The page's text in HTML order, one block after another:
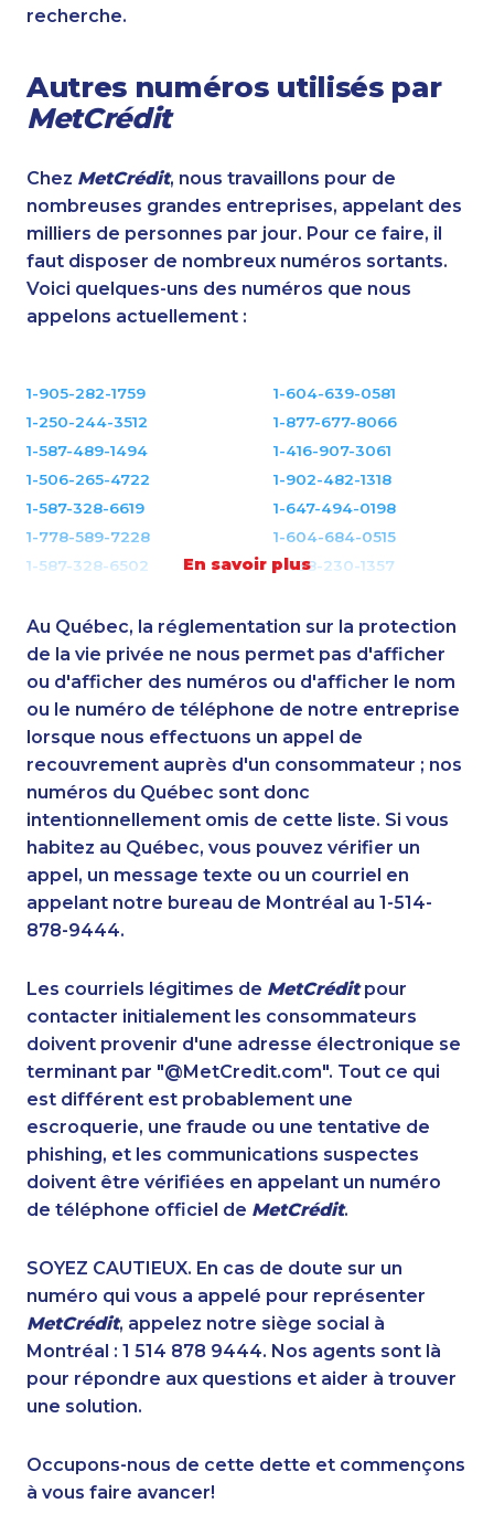
recherche.
Autres numéros utilisés par
MetCrédit
Chez MetCrédit, nous travaillons pour de
nombreuses grandes entreprises, appelant des
milliers de personnes par jour. Pour ce faire, il
faut disposer de nombreux numéros sortants.
Voici quelques-uns des numéros que nous
appelons actuellement :
En savoir plus
1-905-282-1759
1-604-639-0581
1-250-244-3512
1-877-677-8066
1-587-489-1494
1-416-907-3061
1-506-265-4722
1-902-482-1318
1-587-328-6619
1-647-494-0198
1-778-589-7228
1-604-684-0515
1-587-328-6502
1-438-230-1357
1-905-288-1052
1-604-629-1090
1-866-463-9161
1-587-328-6566
1-587-316-3444
1-587-328-6634
1-514-448-1271
1-514-788-7630
1-514-798-8827
1-902-482-1315
1-778-401-6961
1-416-223-4743
1-437-900-0352
1-780-423-0418
1-587-316-3404
1-587-319-2153
1-587-319-2147
1-902-482-2189
1-902-482-9178
1-902-201-9377
1-579-267-0748
1-604-696-3030
1-604-282-3655
1-778-401-2238
1-587-316-3795
1-587-489-1492
888-499-8203
1-416-907-0935
1-902-400-3261
1-604-684-0558
1-855-788-4626
1-647-715-9378
1-778-760-1304
1-877-776-6214
1-250-276-4108
1-587-328-6532
1-780-423-5702
1-579-267-0756
1-250-244-3626
1-437-900-0331
1-587-316-3439
1-855-885-5449
1-587-319-2122
1-587-319-2217
1-250-276-4110
1-514-312-2147
1-437-900-0372
Au Québec, la réglementation sur la protection
de la vie privée ne nous permet pas d'afficher
ou d'afficher des numéros ou d'afficher le nom
ou le numéro de téléphone de notre entreprise
lorsque nous effectuons un appel de
recouvrement auprès d'un consommateur ; nos
numéros du Québec sont donc
intentionnellement omis de cette liste. Si vous
habitez au Québec, vous pouvez vérifier un
appel, un message texte ou un courriel en
appelant notre bureau de Montréal au 1-514-
878-9444.
Les courriels légitimes de MetCréditpour
contacter initialement les consommateurs
doivent provenir d'une adresse électronique se
terminant par "@MetCredit.com". Tout ce qui
est différent est probablement une
escroquerie, une fraude ou une tentative de
phishing, et les communications suspectes
doivent être vérifiées en appelant un numéro
de téléphone officiel de MetCrédit.
SOYEZ CAUTIEUX. En cas de doute sur un
numéro qui vous a appelé pour représenter
MetCrédit, appelez notre siège social à
Montréal : 1 514 878 9444. Nos agents sont là
pour répondre aux questions et aider à trouver
une solution.
Occupons-nous de cette dette et commençons
à vous faire avancer!